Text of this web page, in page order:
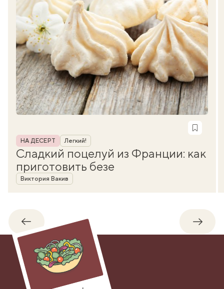
Рубрика
НА ДЕСЕРТ Легкий!
Сладкий поцелуй из Франции: как
приготовить безе
Автор
Виктория Вакив
Обратно